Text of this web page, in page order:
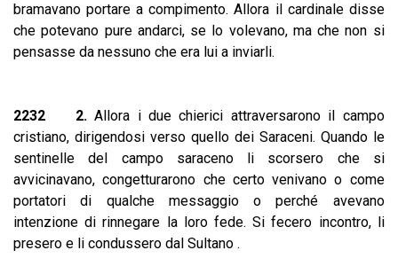
bramavano portare a compimento. Allora il cardinale disse
che potevano pure andarci, se lo volevano, ma che non si
pensasse da nessuno che era lui a inviarli.
2232 2.Allora i due chierici attraversarono il campo
cristiano, dirigendosi verso quello dei Saraceni. Quando le
sentinelle del campo saraceno li scorsero che si
avvicinavano, congetturarono che certo venivano o come
portatori di qualche messaggio o perché avevano
intenzione di rinnegare la loro fede. Si fecero incontro, li
presero e li condussero dal Sultano .